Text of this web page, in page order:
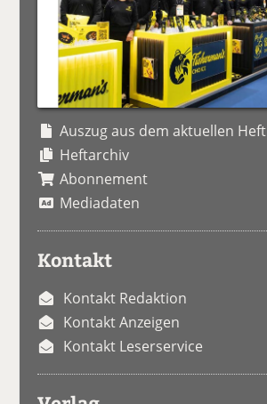
Auszug aus dem aktuellen Heft
Heftarchiv
Abonnement
Mediadaten
Kontakt
Kontakt Redaktion
Kontakt Anzeigen
Kontakt Leserservice